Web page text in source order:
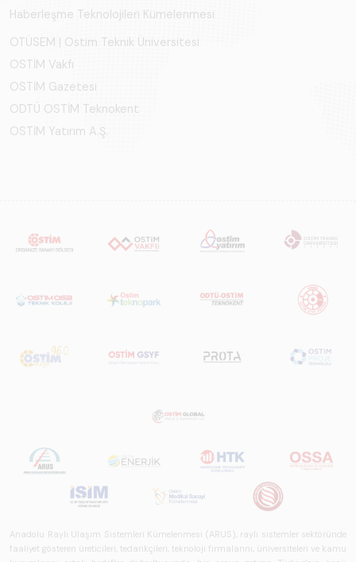
Haberleşme Teknolojileri Kümelenmesi
OTÜSEM | Ostim Teknik Üniversitesi
OSTİM Vakfı
OSTİM Gazetesi
ODTÜ OSTİM Teknokent
OSTİM Yatırım A.Ş.
Anadolu Raylı Ulaşım Sistemleri Kümelenmesi (ARUS), raylı sistemler sektöründe
faaliyet gösteren üreticileri, tedarikçileri, teknoloji firmalarını, üniversiteleri ve kamu